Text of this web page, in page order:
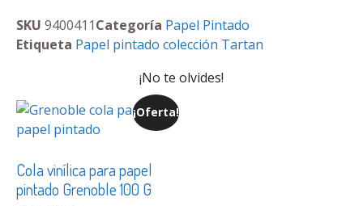
SKU 9400411Categoría Papel Pintado
Etiqueta Papel pintado colección Tartan
¡No te olvides!
¡Oferta!
Cola vinílica para papel
pintado Grenoble 100 G